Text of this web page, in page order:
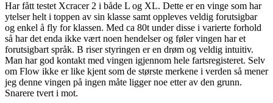
Har fått testet Xcracer 2 i både L og XL. Dette er en vinge som har
ytelser helt i toppen av sin klasse samt oppleves veldig forutsigbar
og enkel å fly for klassen. Med ca 80t under disse i varierte forhold
så har det enda ikke vært noen hendelser og føler vingen har et
forutsigbart språk. B riser styringen er en drøm og veldig intuitiv.
Man har god kontakt med vingen igjennom hele fartsregisteret. Selv
om Flow ikke er like kjent som de største merkene i verden så mener
jeg denne vingen på ingen måte ligger noe etter av den grunn.
Snarere tvert i mot.